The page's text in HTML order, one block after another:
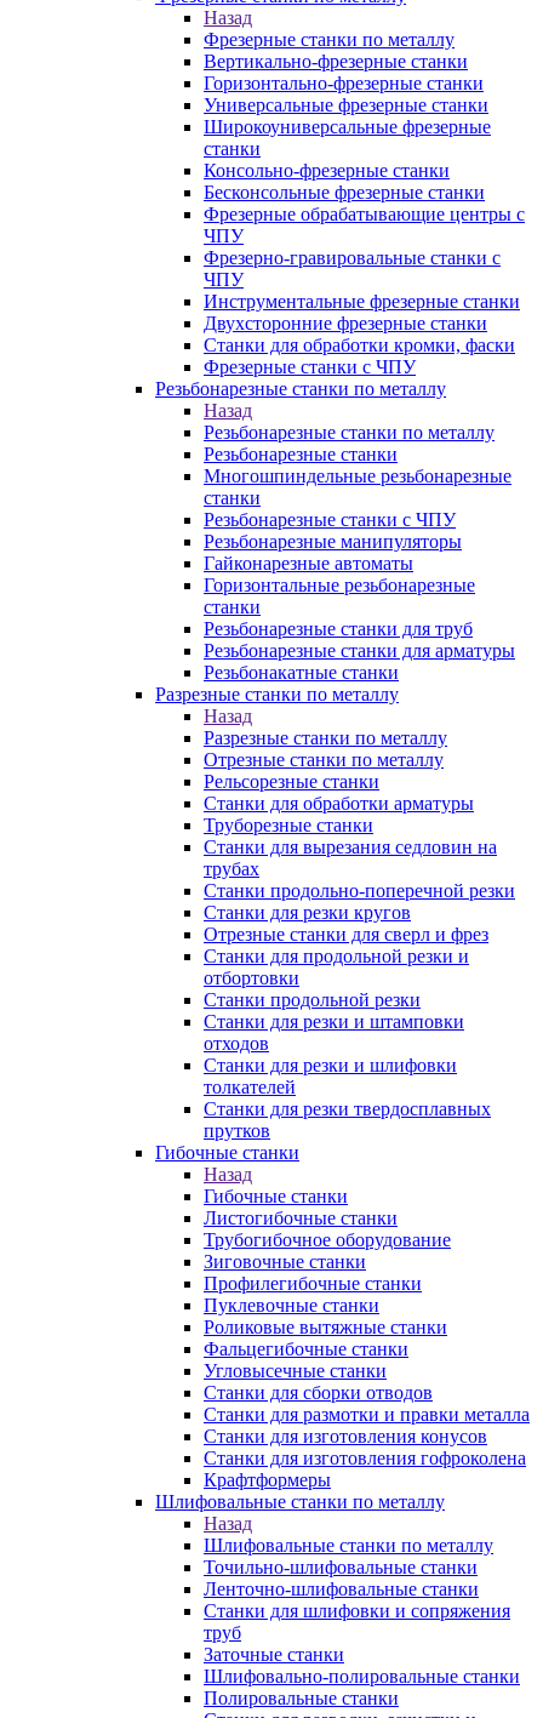
Назад
Фрезерные станки по металлу
Вертикально-фрезерные станки
Горизонтально-фрезерные станки
Универсальные фрезерные станки
Широкоуниверсальные фрезерные
станки
Консольно-фрезерные станки
Бесконсольные фрезерные станки
Фрезерные обрабатывающие центры с
ЧПУ
Фрезерно-гравировальные станки с
ЧПУ
Инструментальные фрезерные станки
Двухсторонние фрезерные станки
Станки для обработки кромки, фаски
Фрезерные станки с ЧПУ
Резьбонарезные станки по металлу
Назад
Резьбонарезные станки по металлу
Резьбонарезные станки
Многошпиндельные резьбонарезные
станки
Резьбонарезные станки с ЧПУ
Резьбонарезные манипуляторы
Гайконарезные автоматы
Горизонтальные резьбонарезные
станки
Резьбонарезные станки для труб
Резьбонарезные станки для арматуры
Резьбонакатные станки
Разрезные станки по металлу
Назад
Разрезные станки по металлу
Отрезные станки по металлу
Рельсорезные станки
Станки для обработки арматуры
Труборезные станки
Станки для вырезания седловин на
трубаx
Станки продольно-поперечной резки
Станки для резки кругов
Отрезные станки для сверл и фрез
Станки для продольной резки и
отбортовки
Станки продольной резки
Станки для резки и штамповки
отходов
Станки для резки и шлифовки
толкателей
Станки для резки твердосплавных
прутков
Гибочные станки
Назад
Гибочные станки
Листогибочные станки
Трубогибочное оборудование
Зиговочные станки
Профилегибочные станки
Пуклевочные станки
Роликовые вытяжные станки
Фальцегибочные станки
Угловысечные станки
Станки для сборки отводов
Станки для размотки и правки металла
Станки для изготовления конусов
Станки для изготовления гофроколена
Крафтформеры
Шлифовальные станки по металлу
Назад
Шлифовальные станки по металлу
Точильно-шлифовальные станки
Ленточно-шлифовальные станки
Станки для шлифовки и сопряжения
труб
Заточные станки
Шлифовально-полировальные станки
Полировальные станки